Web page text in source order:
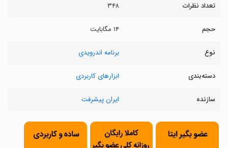
تعداد نظرات ۳۴۸
حجم ۱۴ مگابایت
نوع برنامه اندرویدی
دسته‌بندی ابزارهای کاربردی
سازنده ایران پیشرفت